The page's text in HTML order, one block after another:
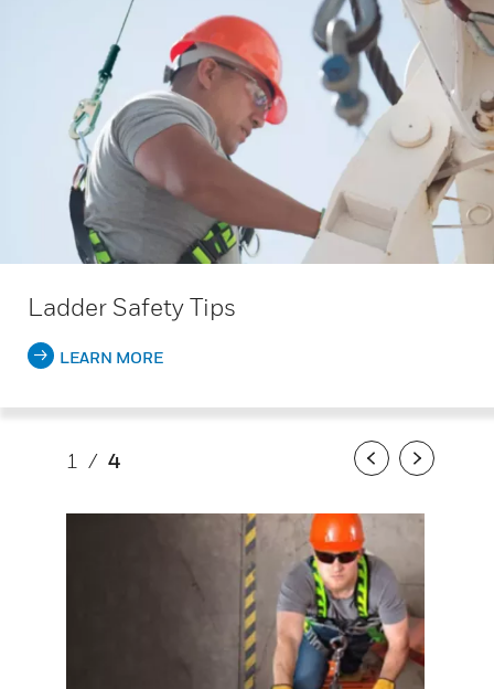
Ladder Safety Tips
LEARN MORE
1 / 4